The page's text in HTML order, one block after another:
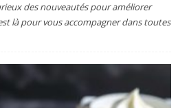
des nouveautés pour améliorer
là pour vous accompagner dans toutes